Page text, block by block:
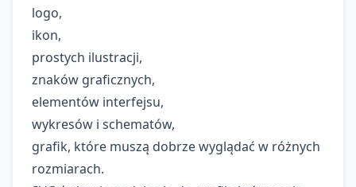
logo,
ikon,
prostych ilustracji,
znaków graficznych,
elementów interfejsu,
wykresów i schematów,
grafik, które muszą dobrze wyglądać w różnych
rozmiarach.